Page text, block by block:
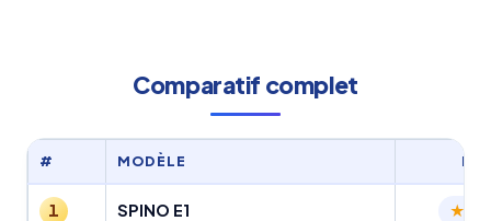
Comparatif complet
# MODÈLE
1 SPINO E1